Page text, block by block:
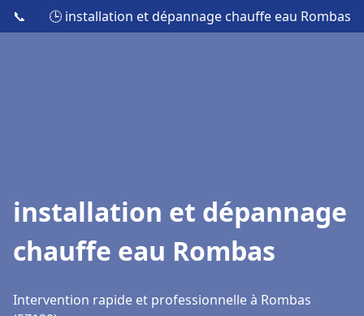
📞 🕒 installation et dépannage chauffe eau Rombas
installation et dépannage
chauffe eau Rombas
Intervention rapide et professionnelle à Rombas